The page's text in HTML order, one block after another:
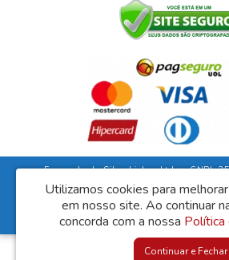
Fernanda da Silva Lisboa Ltda - CNPJ:
Rua Duarte Guimarães, 135 - Ubaíra/
Lisboa Móveis © 2026
Desenvolvido por
Utilizamos cookies para
em nosso site. Ao continuar
concorda com a nossa Política
Continuar e Fechar